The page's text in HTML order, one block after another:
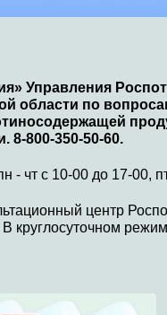
Управления
области по
8-800-350-50-60.
- чт с 10-00 до 17-00,
центр
круглосуточном